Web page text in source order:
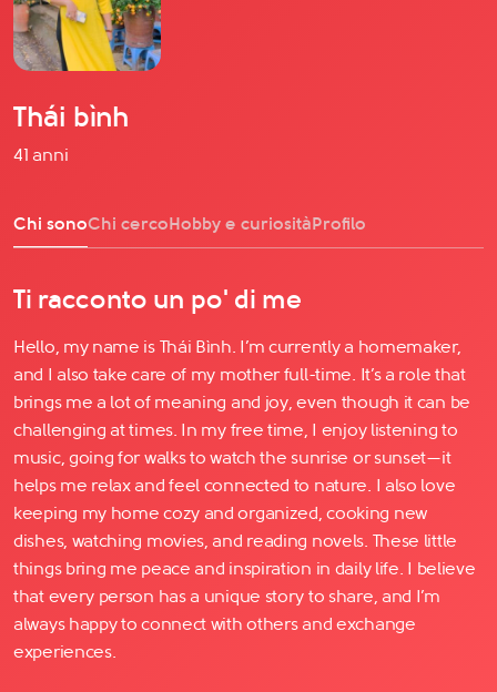
Thái bình
41 anni
Chi sonoChi cercoHobby e curiositàProfilo
Ti racconto un po' di me
Hello, my name is Thái Bình. I’m currently a homemaker,
and I also take care of my mother full-time. It’s a role that
brings me a lot of meaning and joy, even though it can be
challenging at times. In my free time, I enjoy listening to
music, going for walks to watch the sunrise or sunset—it
helps me relax and feel connected to nature. I also love
keeping my home cozy and organized, cooking new
dishes, watching movies, and reading novels. These little
things bring me peace and inspiration in daily life. I believe
that every person has a unique story to share, and I’m
always happy to connect with others and exchange
experiences.